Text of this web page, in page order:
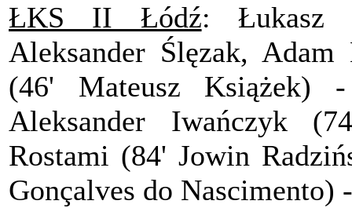
ŁKS II Łódź: Łukasz
Aleksander Ślęzak,
(46' Mateusz Książek)
Aleksander Iwańczyk
Rostami (84' Jowin
Gonçalves do